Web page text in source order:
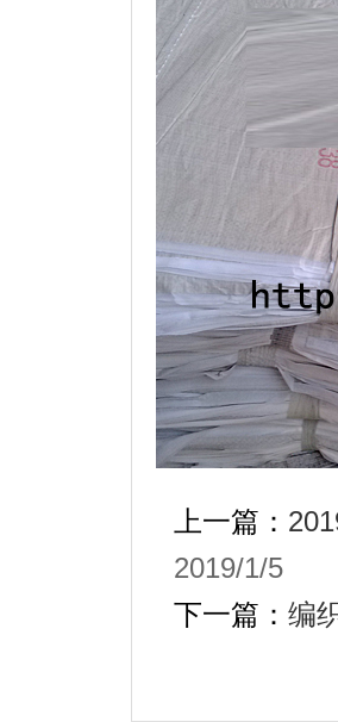
上一篇：
2019/1/5
下一篇： 编